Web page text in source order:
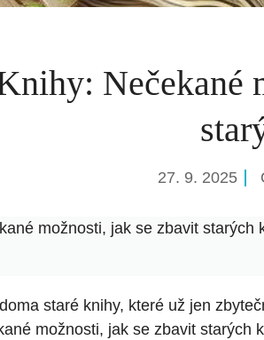
Nečekané
27. 9. 2025
možnosti, jak se zbavit starých
staré knihy, které už jen
možnosti, jak se zbavit starých